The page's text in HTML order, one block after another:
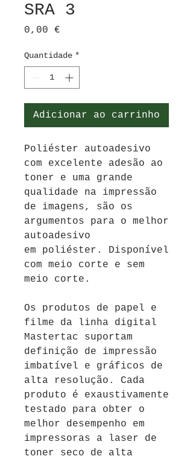
SRA 3
0,00 €
Quantidade *
Adicionar ao carrinho
Poliéster autoadesivo
com excelente adesão ao
toner e uma grande
qualidade na impressão
de imagens, são os
argumentos para o melhor
autoadesivo
em poliéster. Disponível
com meio corte e sem
meio corte.
Os produtos de papel e
filme da linha digital
Mastertac suportam
definição de impressão
imbatível e gráficos de
alta resolução.
Cada
produto é exaustivamente
testado para obter o
melhor desempenho em
impressoras a laser de
toner seco de alta